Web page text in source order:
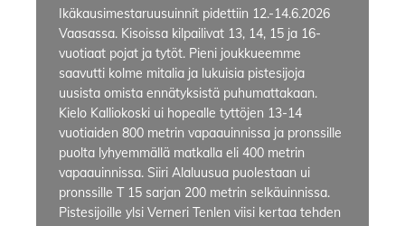
Ikäkausimestaruusuinnit pidettiin 12.-14.6.2026
Vaasassa. Kisoissa kilpailivat 13, 14, 15 ja 16-
vuotiaat pojat ja tytöt. Pieni joukkueemme
saavutti kolme mitalia ja lukuisia pistesijoja
uusista omista ennätyksistä puhumattakaan.
Kielo Kalliokoski ui hopealle tyttöjen 13-14
vuotiaiden 800 metrin vapaauinnissa ja pronssille
puolta lyhyemmällä matkalla eli 400 metrin
vapaauinnissa. Siiri Alaluusua puolestaan ui
pronssille T 15 sarjan 200 metrin selkäuinnissa.
Pistesijoille ylsi Verneri Tenlen viisi kertaa tehden